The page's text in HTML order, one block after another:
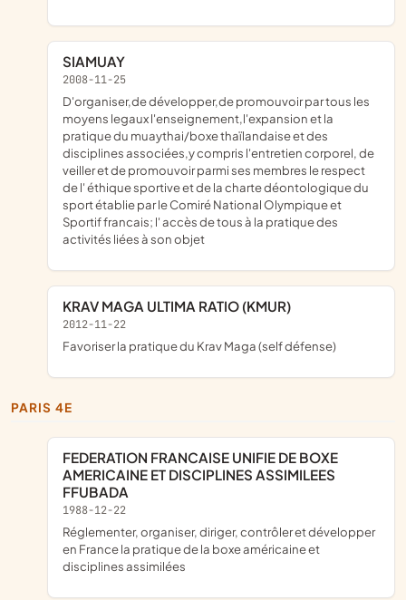
SIAMUAY
2008-11-25
d'organiser,de développer,de promouvoir par tous les
moyens legaux l'enseignement,l'expansion et la
pratique du muaythai/boxe thaïlandaise et des
disciplines associées,y compris l'entretien corporel, de
veiller et de promouvoir parmi ses membres le respect
de l' éthique sportive et de la charte déontologique du
sport établie par le Comiré National Olympique et
Sportif francais; l' accès de tous à la pratique des
activités liées à son objet
KRAV MAGA ULTIMA RATIO (KMUR)
2012-11-22
favoriser la pratique du Krav Maga (self défense)
PARIS 4E
FEDERATION FRANCAISE UNIFIE DE BOXE
AMERICAINE ET DISCIPLINES ASSIMILEES
FFUBADA
1988-12-22
réglementer, organiser, diriger, contrôler et développer
en France la pratique de la boxe américaine et
disciplines assimilées